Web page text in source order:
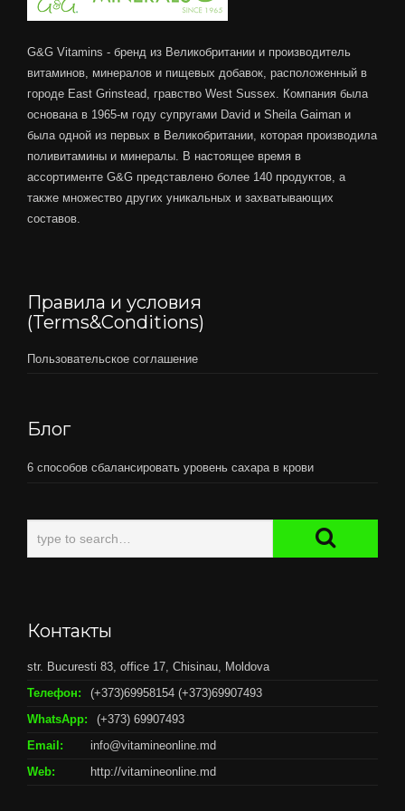
G&G Vitamins - бренд из Великобритании и производитель
витаминов, минералов и пищевых добавок, расположенный в
городе East Grinstead, гравство West Sussex. Компания была
основана в 1965-м году супругами David и Sheila Gaiman и
была одной из первых в Великобритании, которая производила
поливитамины и минералы. В настоящее время в
ассортименте G&G представлено более 140 продуктов, а
также множество других уникальных и захватывающих
составов.
Правила и условия
(Terms&Conditions)
Пользовательское соглашение
Блог
6 способов сбалансировать уровень сахара в крови
Контакты
str. Bucuresti 83, office 17, Chisinau, Moldova
Телефон:
(+373)69958154 (+373)69907493
WhatsApp:
(+373) 69907493
Email:
info@vitamineonline.md
Web:
http://vitamineonline.md